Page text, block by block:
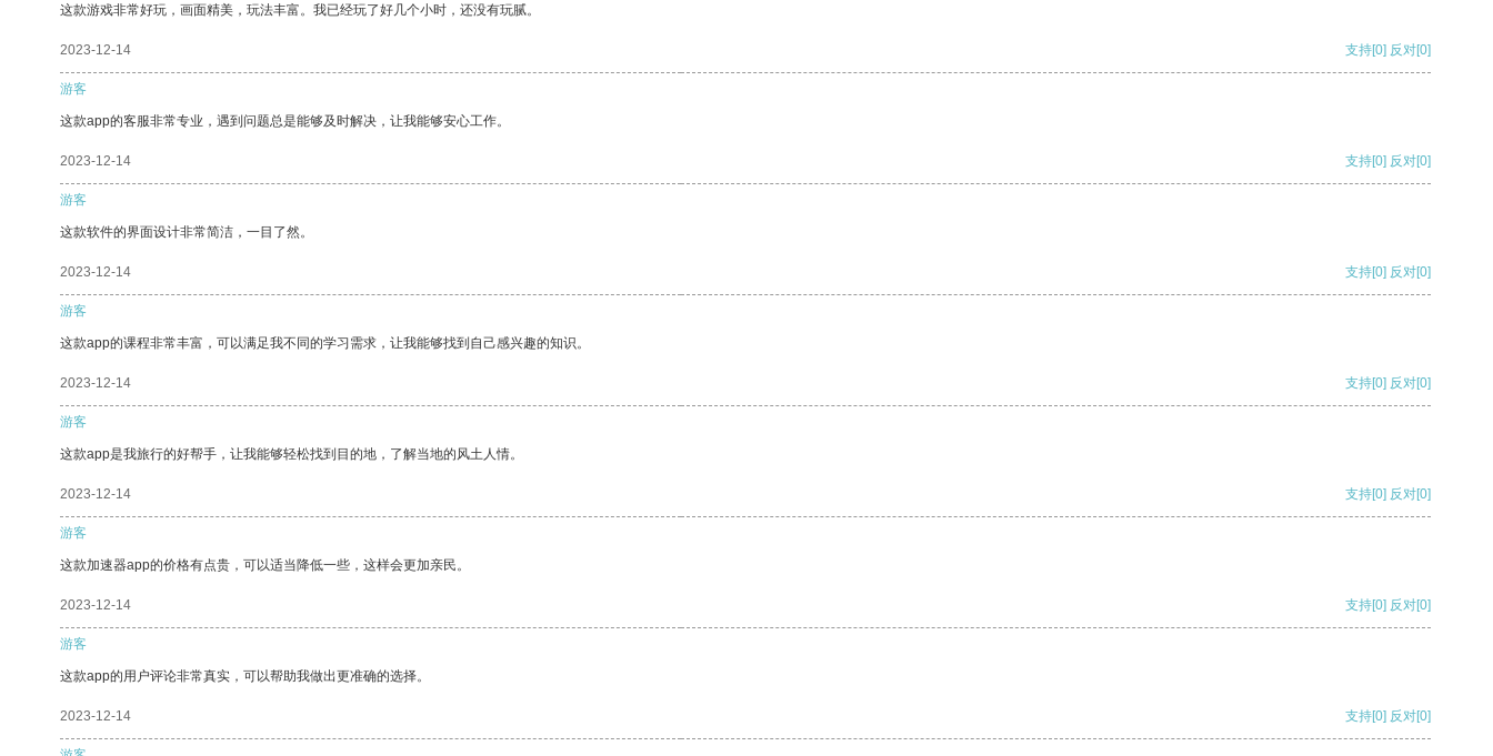
这款游戏非常好玩，画面精美，玩法丰富。我已经玩了好几个小时，还没有玩腻。
2023-12-14 支持[0] 反对[0]
游客
这款app的客服非常专业，遇到问题总是能够及时解决，让我能够安心工作。
2023-12-14 支持[0] 反对[0]
游客
这款软件的界面设计非常简洁，一目了然。
2023-12-14 支持[0] 反对[0]
游客
这款app的课程非常丰富，可以满足我不同的学习需求，让我能够找到自己感兴趣的知识。
2023-12-14 支持[0] 反对[0]
游客
这款app是我旅行的好帮手，让我能够轻松找到目的地，了解当地的风土人情。
2023-12-14 支持[0] 反对[0]
游客
这款加速器app的价格有点贵，可以适当降低一些，这样会更加亲民。
2023-12-14 支持[0] 反对[0]
游客
这款app的用户评论非常真实，可以帮助我做出更准确的选择。
2023-12-14 支持[0] 反对[0]